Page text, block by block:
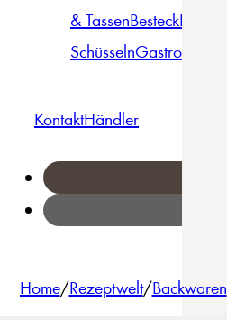
& TassenBesteckBowls &
SchüsselnGastro
KontaktHändler
Home/Rezeptwelt/Backwaren